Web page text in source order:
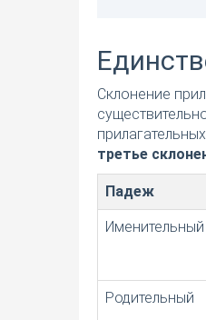
Склонение
третье
Падеж
Именительный
Родительный